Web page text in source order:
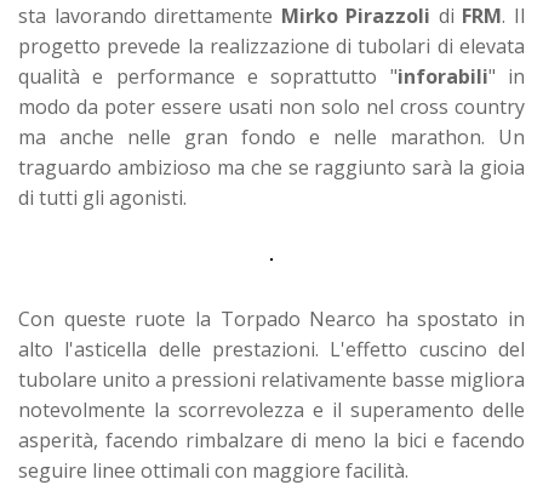
sta lavorando direttamente Mirko Pirazzoli di FRM. Il
progetto prevede la realizzazione di tubolari di elevata
qualità e performance e soprattutto "inforabili" in
modo da poter essere usati non solo nel cross country
ma anche nelle gran fondo e nelle marathon. Un
traguardo ambizioso ma che se raggiunto sarà la gioia
di tutti gli agonisti.
Con queste ruote la Torpado Nearco ha spostato in
alto l'asticella delle prestazioni. L'effetto cuscino del
tubolare unito a pressioni relativamente basse migliora
notevolmente la scorrevolezza e il superamento delle
asperità, facendo rimbalzare di meno la bici e facendo
seguire linee ottimali con maggiore facilità.